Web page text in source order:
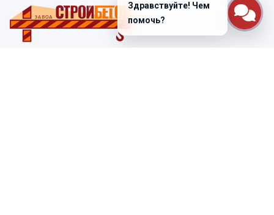
Здравствуйте! Чем
помочь?